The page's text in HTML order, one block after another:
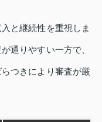
と継続性を重視しま
通りやすい一方で、
つきにより審査が厳